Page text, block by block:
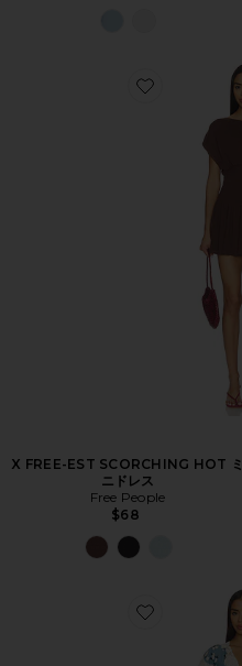
X FREE-EST SCORCHING HOT ミ
ニドレス
Free People
$68